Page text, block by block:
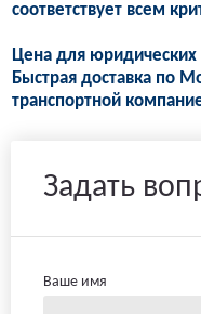
соответствует всем
Цена для
Быстрая доставка по
транспортной
Задать
Ваше имя